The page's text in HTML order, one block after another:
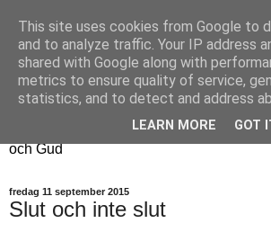
Fyren
Fyren finns för att sprida ljus i mörkret
För att påminna om guldkanterna i
Här samsas jakt, hantverk, odling, och
och Gud
fredag 11 september 2015
Slut och inte slut
This site uses cookies from Google to
and to analyze traffic. Your IP address
shared with Google along with
metrics to ensure quality of service,
statistics, and to detect and address
LEARN MORE GOT